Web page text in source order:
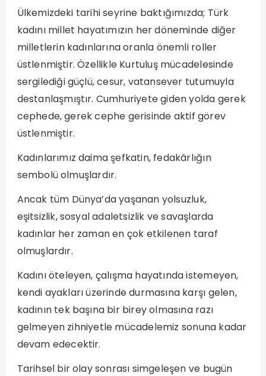
Ülkemizdeki tarihi seyrine baktığımızda; Türk
kadını millet hayatımızın her döneminde diğer
milletlerin kadınlarına oranla önemli roller
üstlenmiştir. Özellikle Kurtuluş mücadelesinde
sergilediği güçlü, cesur, vatansever tutumuyla
destanlaşmıştır. Cumhuriyete giden yolda gerek
cephede, gerek cephe gerisinde aktif görev
üstlenmiştir.
Kadınlarımız daima şefkatin, fedakârlığın
sembolü olmuşlardır.
Ancak tüm Dünya’da yaşanan yolsuzluk,
eşitsizlik, sosyal adaletsizlik ve savaşlarda
kadınlar her zaman en çok etkilenen taraf
olmuşlardır.
Kadını öteleyen, çalışma hayatında istemeyen,
kendi ayakları üzerinde durmasına karşı gelen,
kadının tek başına bir birey olmasına razı
gelmeyen zihniyetle mücadelemiz sonuna kadar
devam edecektir.
Tarihsel bir olay sonrası simgeleşen ve bugün